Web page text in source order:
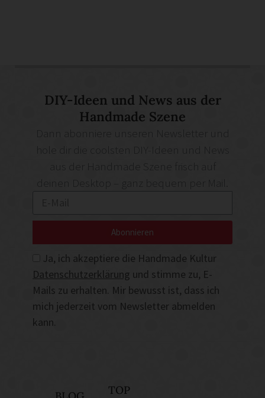
DIY-Ideen und News aus der
Handmade Szene
deinen Desktop – ganz bequem per Mail.
Ja, ich akzeptiere die Handmade Kultur
Datenschutzerklärung und stimme zu, E-
Mails zu erhalten. Mir bewusst ist, dass ich
mich jederzeit vom Newsletter abmelden
kann.
Abonnieren
TOP